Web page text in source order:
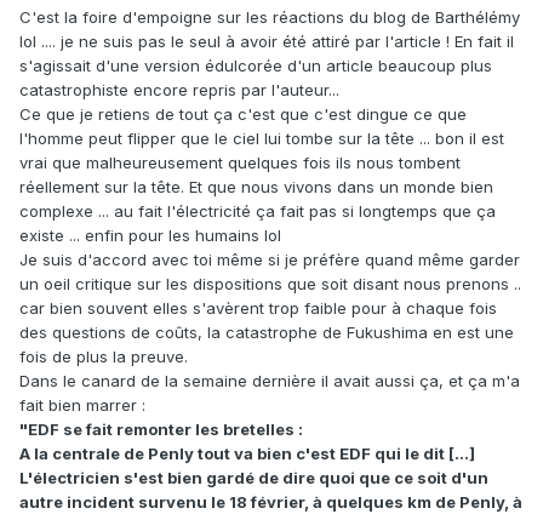
C'est la foire d'empoigne sur les réactions du blog de Barthélémy
lol .... je ne suis pas le seul à avoir été attiré par l'article ! En fait il
s'agissait d'une version édulcorée d'un article beaucoup plus
catastrophiste encore repris par l'auteur...
Ce que je retiens de tout ça c'est que c'est dingue ce que
l'homme peut flipper que le ciel lui tombe sur la tête ... bon il est
vrai que malheureusement quelques fois ils nous tombent
réellement sur la tête. Et que nous vivons dans un monde bien
complexe ... au fait l'électricité ça fait pas si longtemps que ça
existe ... enfin pour les humains lol
Je suis d'accord avec toi même si je préfère quand même garder
un oeil critique sur les dispositions que soit disant nous prenons ..
car bien souvent elles s'avèrent trop faible pour à chaque fois
des questions de coûts, la catastrophe de Fukushima en est une
fois de plus la preuve.
Dans le canard de la semaine dernière il avait aussi ça, et ça m'a
fait bien marrer :
"EDF se fait remonter les bretelles :
A la centrale de Penly tout va bien c'est EDF qui le dit [...]
L'électricien s'est bien gardé de dire quoi que ce soit d'un
autre incident survenu le 18 février, à quelques km de Penly, à